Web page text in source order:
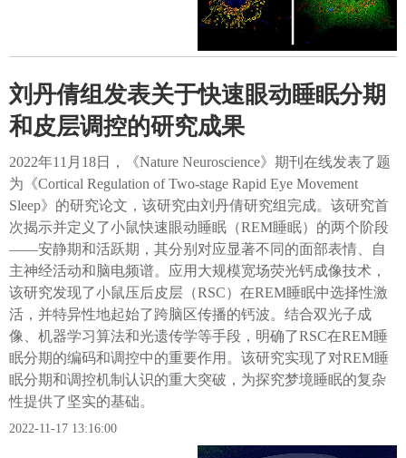
刘丹倩组发表关于快速眼动睡眠分期
和皮层调控的研究成果
2022年11月18日，《Nature Neuroscience》期刊在线发表了题
为《Cortical Regulation of Two-stage Rapid Eye Movement
Sleep》的研究论文，该研究由刘丹倩研究组完成。该研究首
次揭示并定义了小鼠快速眼动睡眠（REM睡眠）的两个阶段
——安静期和活跃期，其分别对应显著不同的面部表情、自
主神经活动和脑电频谱。应用大规模宽场荧光钙成像技术，
该研究发现了小鼠压后皮层（RSC）在REM睡眠中选择性激
活，并特异性地起始了跨脑区传播的钙波。结合双光子成
像、机器学习算法和光遗传学等手段，明确了RSC在REM睡
眠分期的编码和调控中的重要作用。该研究实现了对REM睡
眠分期和调控机制认识的重大突破，为探究梦境睡眠的复杂
性提供了坚实的基础。
2022-11-17 13:16:00